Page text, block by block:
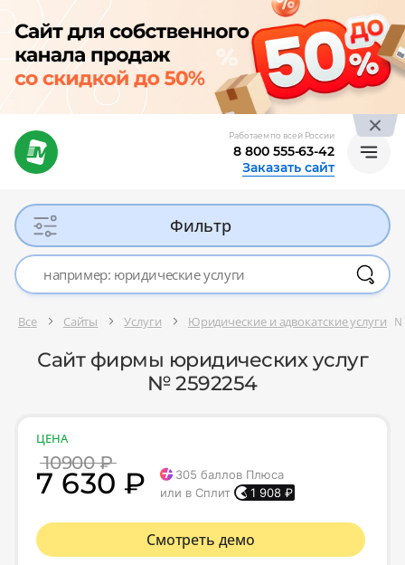
Работаем по всей России
8 800 555-63-42
Заказать сайт
Фильтр
Все Сайты Услуги Юридические и адвокатские услуги №
Сайт фирмы юридических услуг
№ 2592254
ЦЕНА
10900 ₽
7 630 ₽ 305 баллов Плюса
или в Сплит
1 908 ₽
Смотреть демо